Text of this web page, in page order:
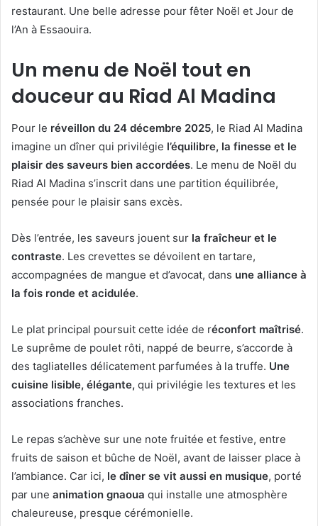
restaurant. Une belle adresse pour fêter Noël et Jour de
l’An à Essaouira.
Un menu de Noël tout en
douceur au Riad Al Madina
Pour le réveillon du 24 décembre 2025, le Riad Al Madina
imagine un dîner qui privilégie l’équilibre, la finesse et le
plaisir des saveurs bien accordées. Le menu de Noël du
Riad Al Madina s’inscrit dans une partition équilibrée,
pensée pour le plaisir sans excès.
Dès l’entrée, les saveurs jouent sur la fraîcheur et le
contraste. Les crevettes se dévoilent en tartare,
accompagnées de mangue et d’avocat, dans une alliance à
la fois ronde et acidulée.
Le plat principal poursuit cette idée de réconfort maîtrisé.
Le suprême de poulet rôti, nappé de beurre, s’accorde à
des tagliatelles délicatement parfumées à la truffe. Une
cuisine lisible, élégante, qui privilégie les textures et les
associations franches.
Le repas s’achève sur une note fruitée et festive, entre
fruits de saison et bûche de Noël, avant de laisser place à
l’ambiance. Car ici, le dîner se vit aussi en musique, porté
par une animation gnaoua qui installe une atmosphère
chaleureuse, presque cérémonielle.